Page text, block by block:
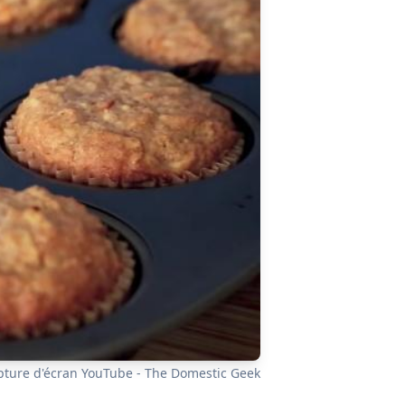
d'écran YouTube - The Domestic Geek